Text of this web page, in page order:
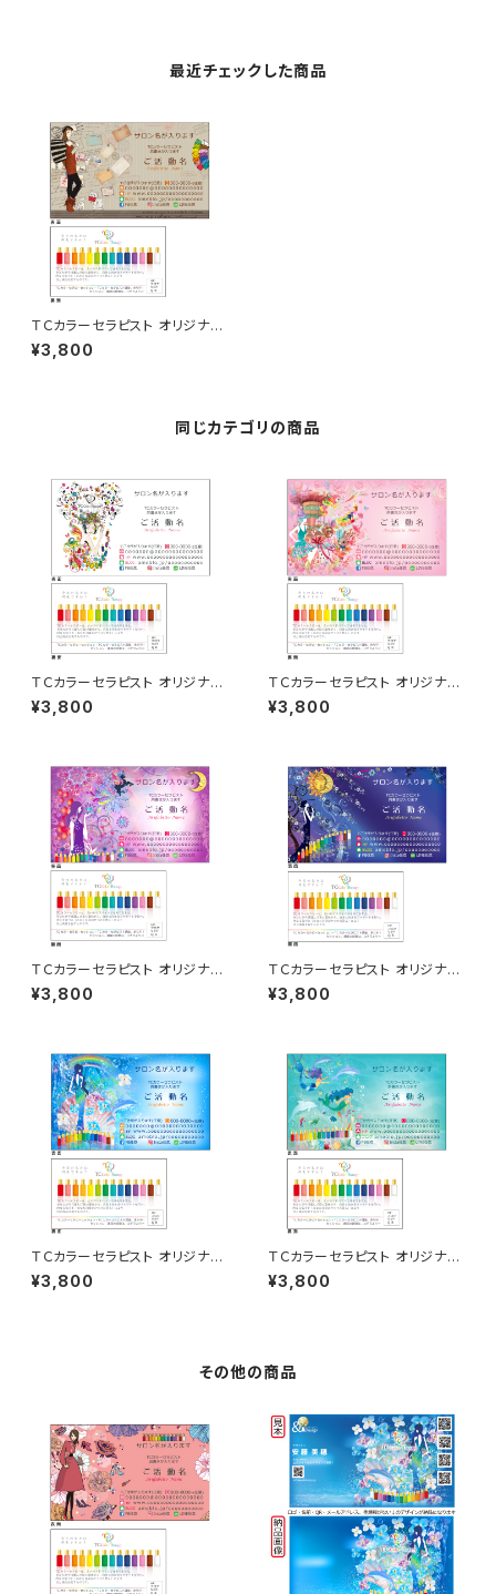
最近チェックした商品
ＴＣカラーセラピスト オリジナル
名刺 50枚
¥3,800
同じカテゴリの商品
ＴＣカラーセラピスト オリジナル
名刺 50枚
¥3,800
ＴＣカラーセラピスト オリジナル
名刺 50枚
¥3,800
ＴＣカラーセラピスト オリジナル
名刺 50枚
¥3,800
ＴＣカラーセラピスト オリジナル
名刺 50枚
¥3,800
ＴＣカラーセラピスト オリジナル
名刺 50枚
¥3,800
ＴＣカラーセラピスト オリジナル
名刺 50枚
¥3,800
その他の商品